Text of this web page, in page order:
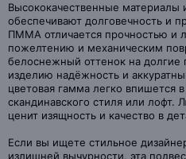
Высококачественные материалы
обеспечивают долговечность и
ПММА отличается прочностью и
пожелтению и механическим
белоснежный оттенок на
изделию надёжность и
цветовая гамма легко впишется
скандинавского стиля или лофт.
ценит изящность и качество в
Если вы ищете стильное
излишней вычурности, эта